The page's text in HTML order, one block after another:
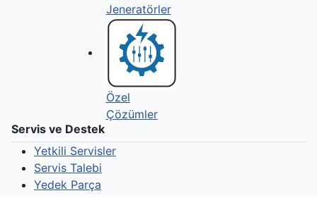
Jeneratörler
Özel
Çözümler
Servis ve Destek
Yetkili Servisler
Servis Talebi
Yedek Parça